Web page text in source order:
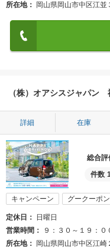
所在地
岡山県岡山市中区江
（株）オアシスジャパン
詳細 在庫
総合評
件数
キャンペーン グークーポン
定休日
日曜日
営業時間
９：３０～１９：０
所在地
岡山県岡山市中区江崎